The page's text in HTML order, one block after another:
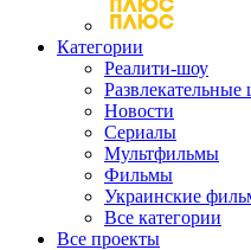
Категории
Реалити-шоу
Развлекательные
Новости
Сериалы
Мультфильмы
Фильмы
Украинские
Все категории
Все проекты